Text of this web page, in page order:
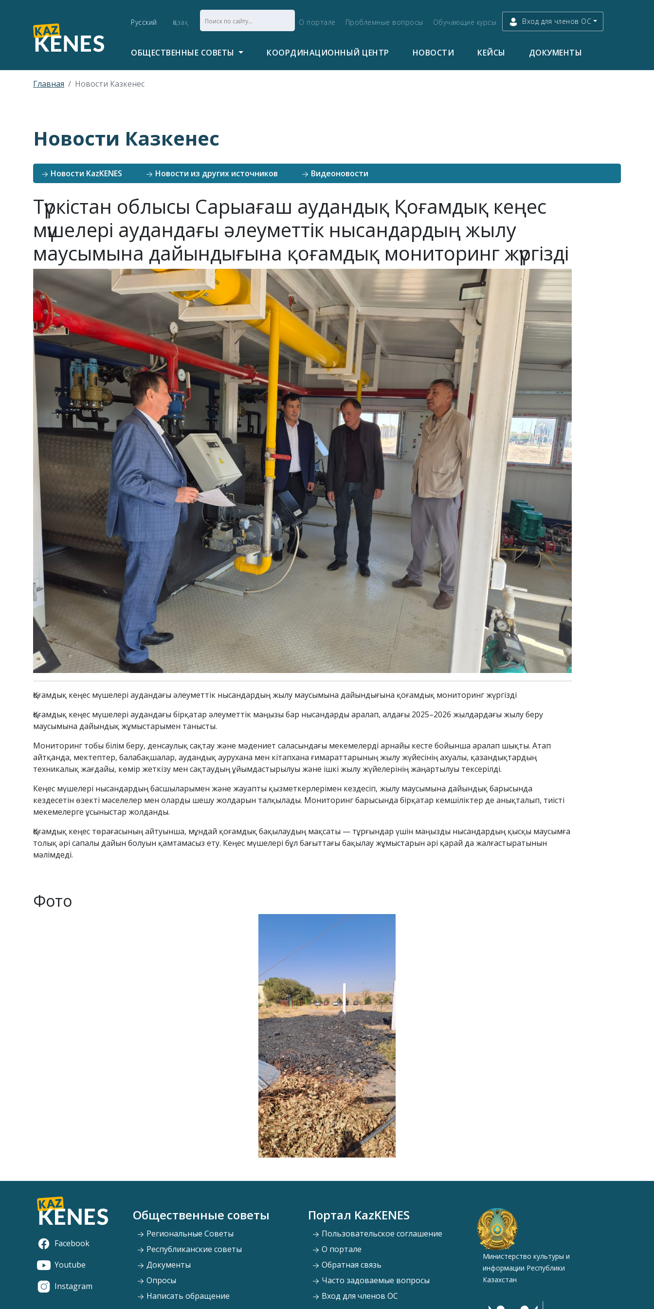
Русский Қазақ О портале Проблемные вопросы Обучающие курсы Вход для членов ОС
ОБЩЕСТВЕННЫЕ СОВЕТЫ КООРДИНАЦИОННЫЙ ЦЕНТР НОВОСТИ КЕЙСЫ ДОКУМЕНТЫ
Главная Новости Казкенес
Новости Казкенес
Новости KazKENES Новости из других источников Видеоновости
Түркістан облысы Сарыағаш аудандық Қоғамдық кеңес
мүшелері аудандағы әлеуметтік нысандардың жылу
маусымына дайындығына қоғамдық мониторинг жүргізді
Қоғамдық кеңес мүшелері аудандағы әлеуметтік нысандардың жылу маусымына дайындығына қоғамдық мониторинг жүргізді
Қоғамдық кеңес мүшелері аудандағы бірқатар әлеуметтік маңызы бар нысандарды аралап, алдағы 2025–2026 жылдардағы жылу беру
маусымына дайындық жұмыстарымен танысты.
Мониторинг тобы білім беру, денсаулық сақтау және мәдениет саласындағы мекемелерді арнайы кесте бойынша аралап шықты. Атап
айтқанда, мектептер, балабақшалар, аудандық аурухана мен кітапхана ғимараттарының жылу жүйесінің ахуалы, қазандықтардың
техникалық жағдайы, көмір жеткізу мен сақтаудың ұйымдастырылуы және ішкі жылу жүйелерінің жаңартылуы тексерілді.
Кеңес мүшелері нысандардың басшыларымен және жауапты қызметкерлерімен кездесіп, жылу маусымына дайындық барысында
кездесетін өзекті мәселелер мен оларды шешу жолдарын талқылады. Мониторинг барысында бірқатар кемшіліктер де анықталып, тиісті
мекемелерге ұсыныстар жолданды.
Қоғамдық кеңес төрағасының айтуынша, мұндай қоғамдық бақылаудың мақсаты — тұрғындар үшін маңызды нысандардың қысқы маусымға
толық әрі сапалы дайын болуын қамтамасыз ету. Кеңес мүшелері бұл бағыттағы бақылау жұмыстарын әрі қарай да жалғастыратынын
мәлімдеді.
Фото
Facebook
Youtube
Instagram
Общественные советы
Региональные Советы
Республиканские советы
Документы
Опросы
Написать обращение
Портал KazKENES
Пользовательское соглашение
О портале
Обратная связь
Часто задоваемые вопросы
Вход для членов ОС
Министерство культуры и
информации Республики
Казахстан